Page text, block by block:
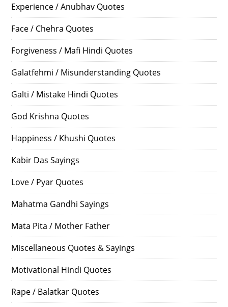
Experience / Anubhav Quotes
Face / Chehra Quotes
Forgiveness / Mafi Hindi Quotes
Galatfehmi / Misunderstanding Quotes
Galti / Mistake Hindi Quotes
God Krishna Quotes
Happiness / Khushi Quotes
Kabir Das Sayings
Love / Pyar Quotes
Mahatma Gandhi Sayings
Mata Pita / Mother Father
Miscellaneous Quotes & Sayings
Motivational Hindi Quotes
Rape / Balatkar Quotes